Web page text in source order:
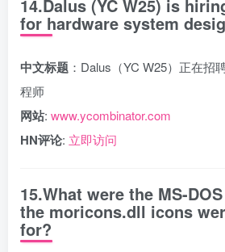
14.Dalus (YC W25) is
for hardware system
中文标题 ：Dalus（YC W25）正在招
程师
网站: www.ycombinator.com
HN评论: 立即访问
15.What were the MS-
the moricons.dll icons
for?